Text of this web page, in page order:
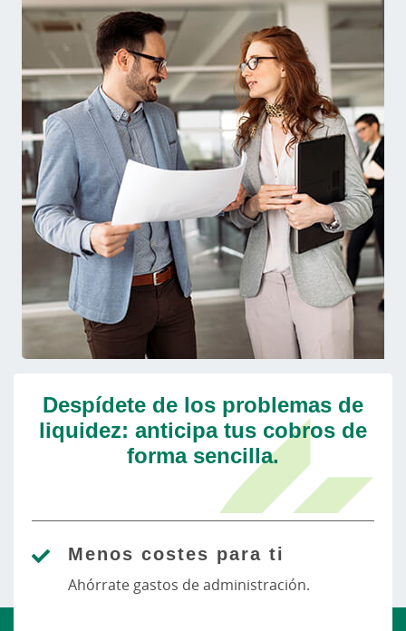
Despídete de los problemas de
liquidez: anticipa tus cobros de
forma sencilla.
Menos costes para ti
Ahórrate gastos de administración.